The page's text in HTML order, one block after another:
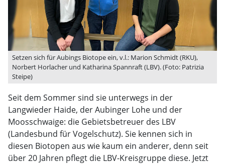
Setzen sich für Aubings Biotope ein, v.l.: Marion Schmidt (RKU),
Norbert Horlacher und Katharina Spannraft (LBV). (Foto: Patrizia
Steipe)
Seit dem Sommer sind sie unterwegs in der
Langwieder Haide, der Aubinger Lohe und der
Moosschwaige: die Gebietsbetreuer des LBV
(Landesbund für Vogelschutz). Sie kennen sich in
diesen Biotopen aus wie kaum ein anderer, denn seit
über 20 Jahren pflegt die LBV-Kreisgruppe diese. Jetzt